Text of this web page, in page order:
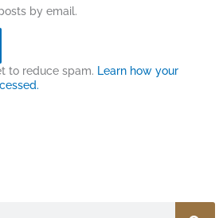
by email.
to reduce spam. Learn how your